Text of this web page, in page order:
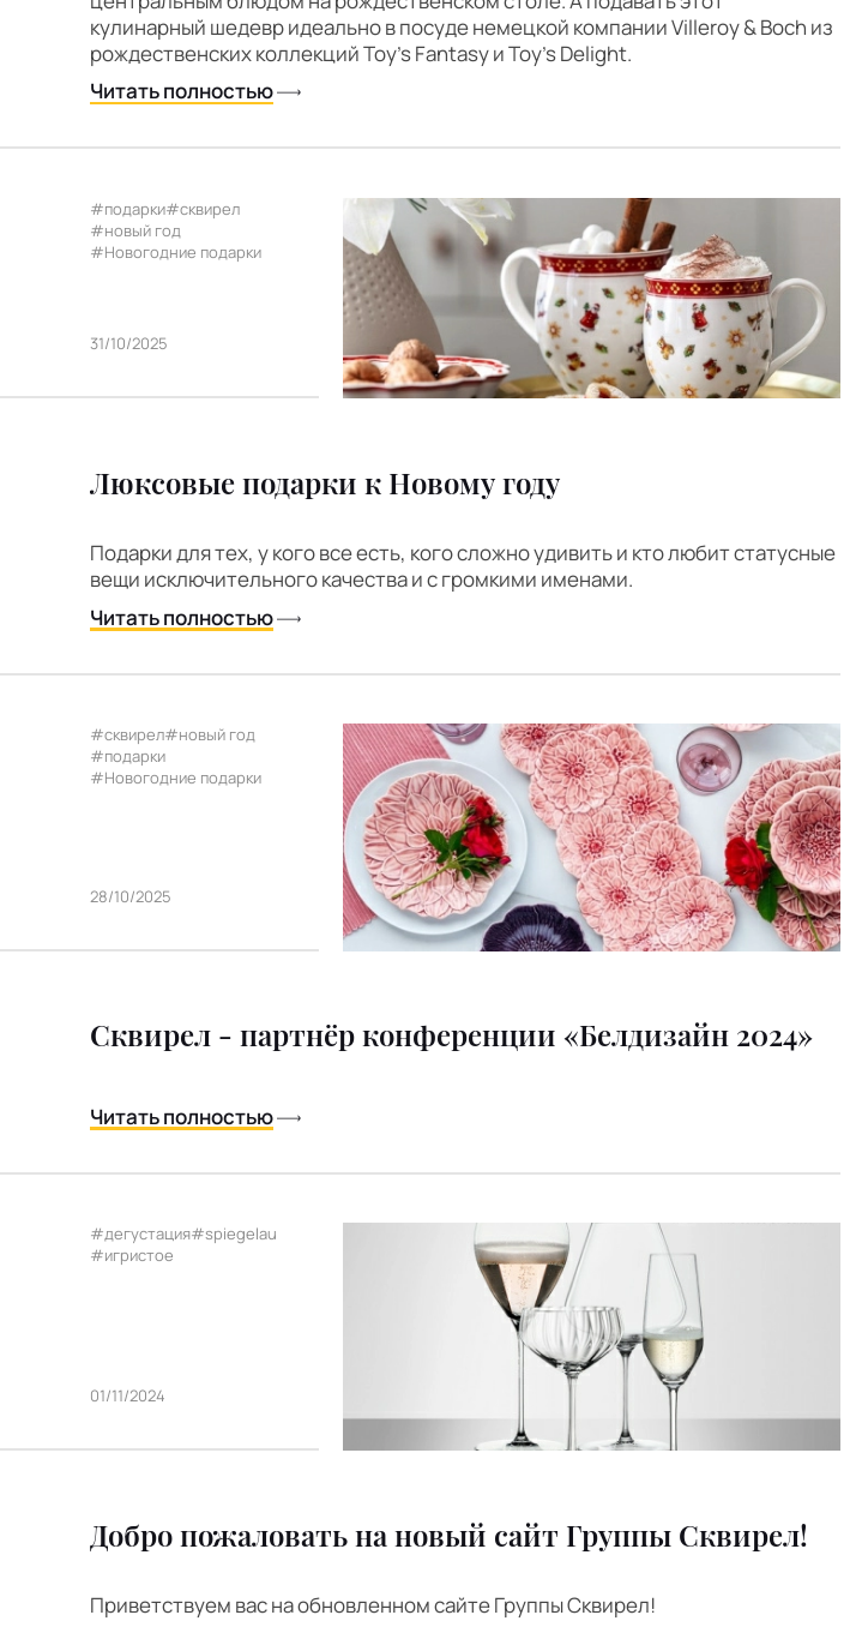
кулинарный шедевр идеально в посуде немецкой компании Villeroy & Boch из
рождественских коллекций Toy’s Fantasy и Toy’s Delight.
Читать полностью
#подарки#сквирел
#новый год
#Новогодние подарки
31/10/2025
Люксовые подарки к Новому году
Подарки для тех, у кого все есть, кого сложно удивить и кто любит статусные
вещи исключительного качества и с громкими именами.
Читать полностью
#сквирел#новый год
#подарки
#Новогодние подарки
28/10/2025
Сквирел - партнёр конференции «Белдизайн 2024»
Читать полностью
#дегустация#spiegelau
#игристое
01/11/2024
Добро пожаловать на новый сайт Группы Сквирел!
Приветствуем вас на обновленном сайте Группы Сквирел!